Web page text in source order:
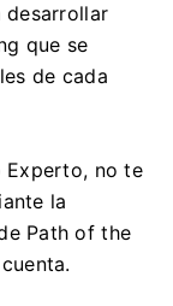
desarrollar
que se
de cada
Experto, no te
la
Path of the